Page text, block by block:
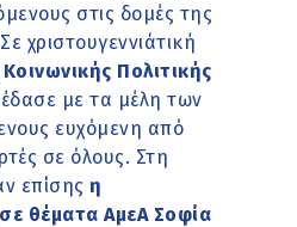
στις δομές της
χριστουγεννιάτική
Πολιτικής
με τα μέλη των
ευχόμενη από
σε όλους. Στη
επίσης η
θέματα ΑμεΑ Σοφία